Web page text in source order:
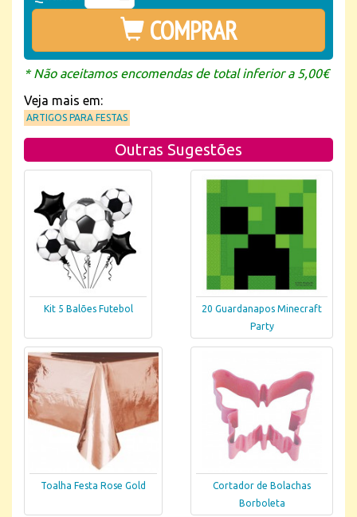
COMPRAR
* Não aceitamos encomendas de total inferior a 5,00€
Veja mais em:
ARTIGOS PARA FESTAS
Outras Sugestões
Kit 5 Balões Futebol
20 Guardanapos Minecraft
Party
Toalha Festa Rose Gold
Cortador de Bolachas
Borboleta